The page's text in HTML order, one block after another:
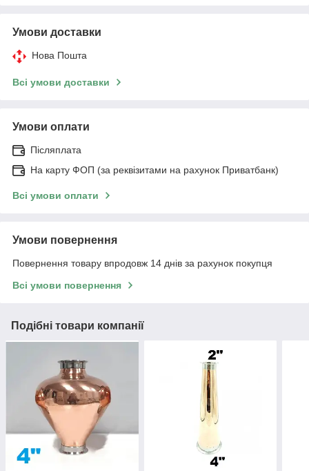
Умови доставки
Нова Пошта
Всі умови доставки
Умови оплати
Післяплата
На карту ФОП (за реквізитами на рахунок Приватбанк)
Всі умови оплати
Умови повернення
Повернення товару впродовж 14 днів за рахунок покупця
Всі умови повернення
Подібні товари компанії